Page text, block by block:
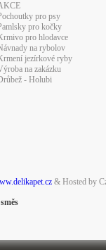
pro psy
pro kočky
pro hlodavce
na rybolov
jezírkové ryby
na zakázku
- Holubi
& Hosted by